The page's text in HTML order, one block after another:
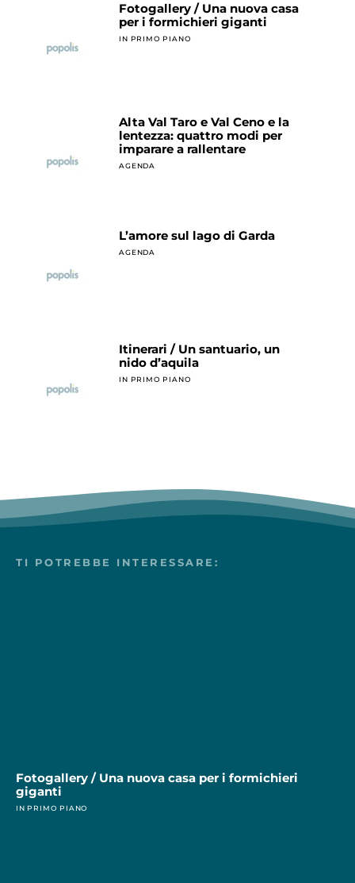
Fotogallery / Una nuova casa
per i formichieri giganti
IN PRIMO PIANO
Alta Val Taro e Val Ceno e la
lentezza: quattro modi per
imparare a rallentare
AGENDA
L’amore sul lago di Garda
AGENDA
Itinerari / Un santuario, un
nido d’aquila
IN PRIMO PIANO
TI POTREBBE INTERESSARE:
Fotogallery / Una nuova casa per i formichieri
giganti
IN PRIMO PIANO